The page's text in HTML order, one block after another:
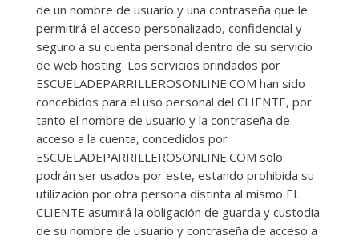
de un nombre de usuario y una contraseña que le
permitirá el acceso personalizado, confidencial y
seguro a su cuenta personal dentro de su servicio
de web hosting. Los servicios brindados por
ESCUELADEPARRILLEROSONLINE.COM han sido
concebidos para el uso personal del CLIENTE, por
tanto el nombre de usuario y la contraseña de
acceso a la cuenta, concedidos por
ESCUELADEPARRILLEROSONLINE.COM solo
podrán ser usados por este, estando prohibida su
utilización por otra persona distinta al mismo EL
CLIENTE asumirá la obligación de guarda y custodia
de su nombre de usuario y contraseña de acceso a